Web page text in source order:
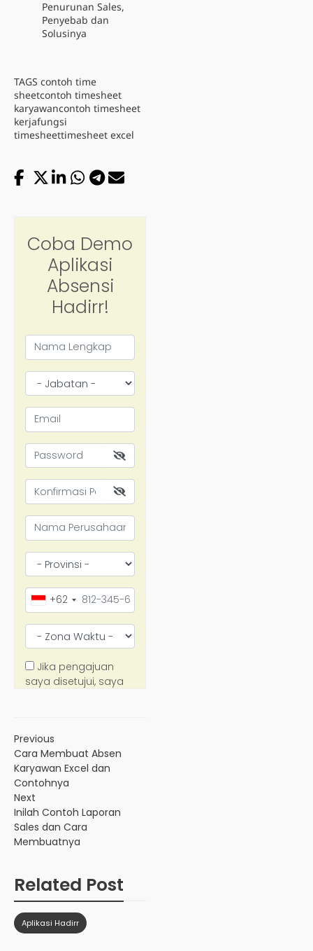
Penurunan Sales,
Penyebab dan
Solusinya
TAGS contoh time
sheetcontoh timesheet
karyawancontoh timesheet
kerjafungsi
timesheettimesheet excel
Previous
Cara Membuat Absen
Karyawan Excel dan
Contohnya
Next
Inilah Contoh Laporan
Sales dan Cara
Membuatnya
Related Post
Aplikasi Hadirr